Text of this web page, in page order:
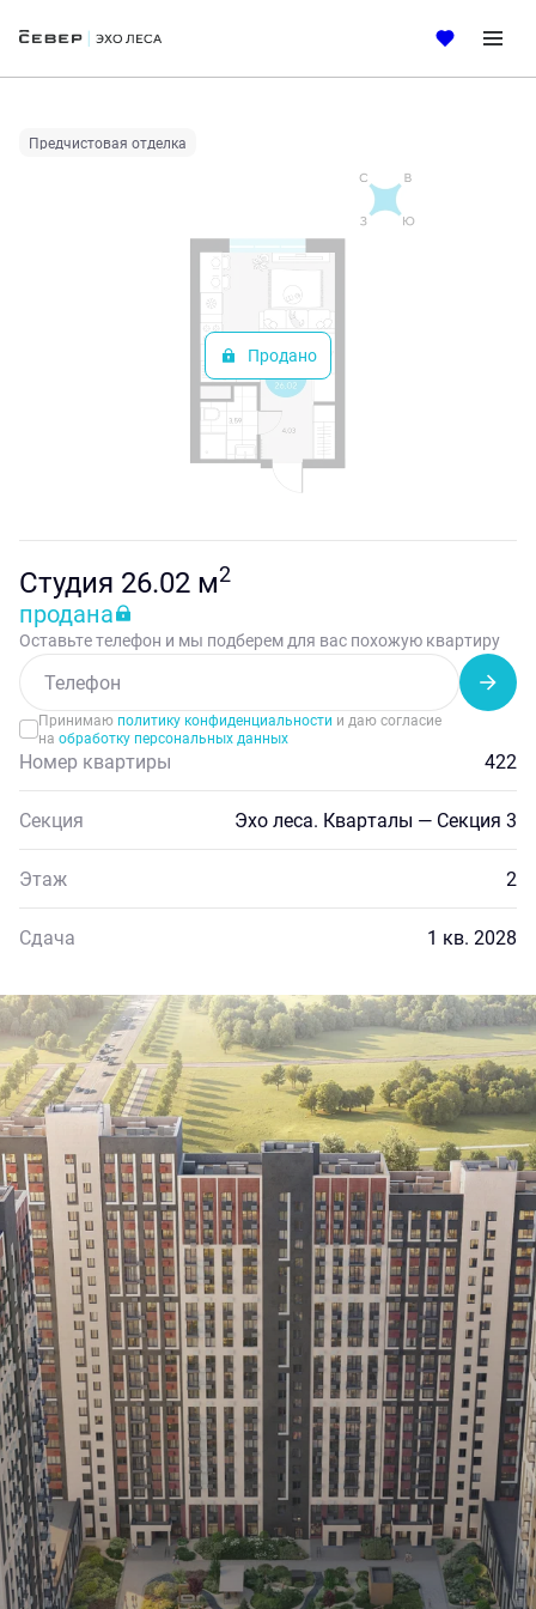
26.02 м 2
Ипотекаот 21 373 руб.
Предчистовая отделка
Продано
Студия 26.02 м2
продана
Оставьте телефон и мы подберем для вас похожую квартиру
Принимаю политику конфиденциальности и даю согласие
на обработку персональных данных
Номер квартиры 422
Секция Эхо леса. Кварталы — Секция 3
Этаж 2
Сдача 1 кв. 2028